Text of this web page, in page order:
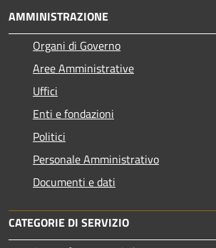
AMMINISTRAZIONE
Organi di Governo
Aree Amministrative
Uffici
Enti e fondazioni
Politici
Personale Amministrativo
Documenti e dati
CATEGORIE DI SERVIZIO